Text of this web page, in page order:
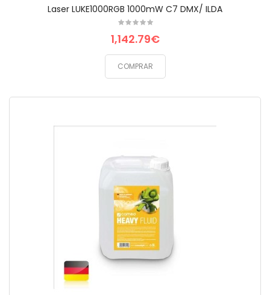
Laser LUKE1000RGB 1000mW C7 DMX/ ILDA
1,142.79€
COMPRAR